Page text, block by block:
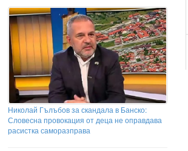
Николай Гълъбов за скандала в Банско:
Словесна провокация от деца не оправдава
расистка саморазправа